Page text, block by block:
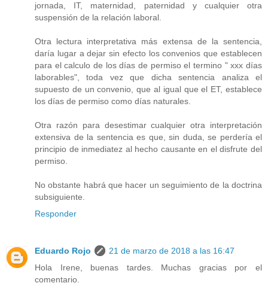
jornada, IT, maternidad, paternidad y cualquier otra
suspensión de la relación laboral.
Otra lectura interpretativa más extensa de la sentencia,
daría lugar a dejar sin efecto los convenios que establecen
para el calculo de los días de permiso el termino " xxx días
laborables", toda vez que dicha sentencia analiza el
supuesto de un convenio, que al igual que el ET, establece
los días de permiso como días naturales.
Otra razón para desestimar cualquier otra interpretación
extensiva de la sentencia es que, sin duda, se perdería el
principio de inmediatez al hecho causante en el disfrute del
permiso.
No obstante habrá que hacer un seguimiento de la doctrina
subsiguiente.
Responder
Eduardo Rojo
21 de marzo de 2018 a las 16:47
Hola Irene, buenas tardes. Muchas gracias por el
comentario.